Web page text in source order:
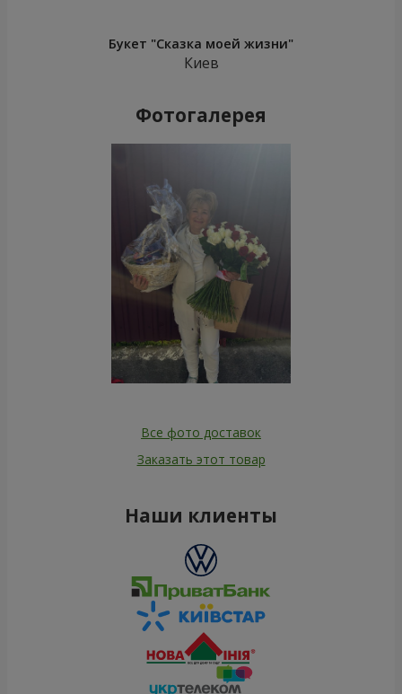
Букет "Сказка моей жизни"
Киев
Фотогалерея
Все фото доставок
Заказать этот товар
Наши клиенты